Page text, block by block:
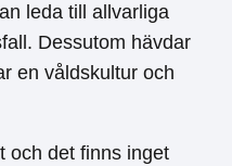
leda till allvarliga
Dessutom hävdar
en våldskultur och
och det finns inget